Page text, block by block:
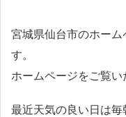
宮城県仙台市のホー
す。
ホームページをご覧い
最近天気の良い日は